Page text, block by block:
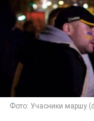
Фото: Учасники маршу